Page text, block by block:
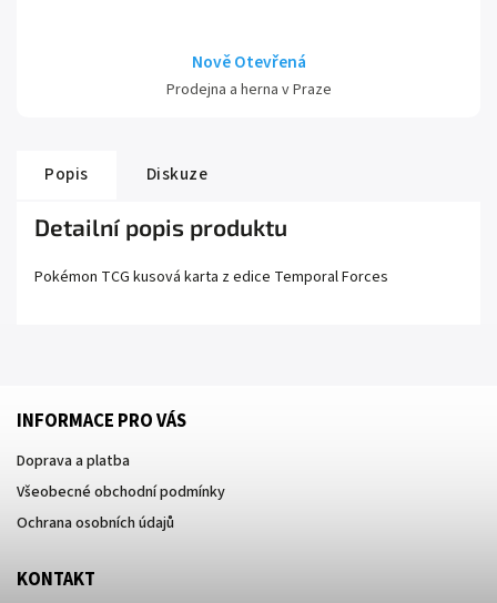
Nově Otevřená
Prodejna a herna v Praze
Popis Diskuze
Detailní popis produktu
Pokémon TCG kusová karta z edice Temporal Forces
INFORMACE PRO VÁS
Doprava a platba
Všeobecné obchodní podmínky
Ochrana osobních údajů
KONTAKT